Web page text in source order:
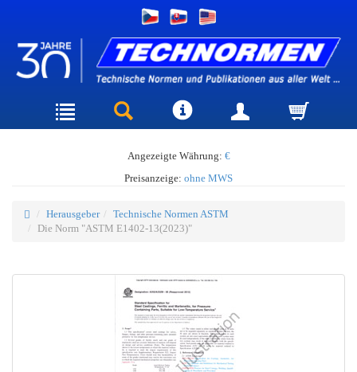
Angezeigte Währung: €
Preisanzeige: ohne MWS
Herausgeber
Technische Normen ASTM
Die Norm "ASTM E1402-13(2023)"